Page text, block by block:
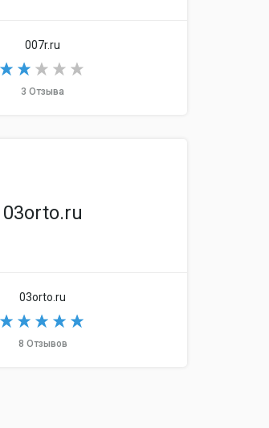
007r.ru
3 Отзыва
03orto.ru
03orto.ru
8 Отзывов